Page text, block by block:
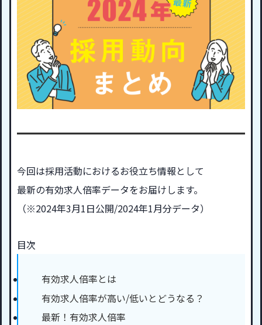
今回は採用活動におけるお役立ち情報として
最新の有効求人倍率データをお届けします。
（※2024年3月1日公開/2024年1月分データ）
目次
有効求人倍率とは
有効求人倍率が高い/低いとどうなる？
最新！有効求人倍率